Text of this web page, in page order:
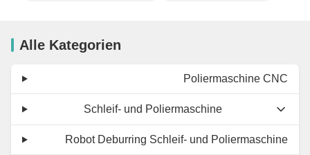
Alle Kategorien
Poliermaschine CNC
Schleif- und Poliermaschine
Robot Deburring Schleif- und Poliermaschine